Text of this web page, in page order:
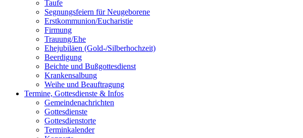
Taufe
Segnungsfeiern für Neugeborene
Erstkommunion/Eucharistie
Firmung
Trauung/Ehe
Ehejubiläen (Gold-/Silberhochzeit)
Beerdigung
Beichte und Bußgottesdienst
Krankensalbung
Weihe und Beauftragung
Termine, Gottesdienste & Infos
Gemeindenachrichten
Gottesdienste
Gottesdienstorte
Terminkalender